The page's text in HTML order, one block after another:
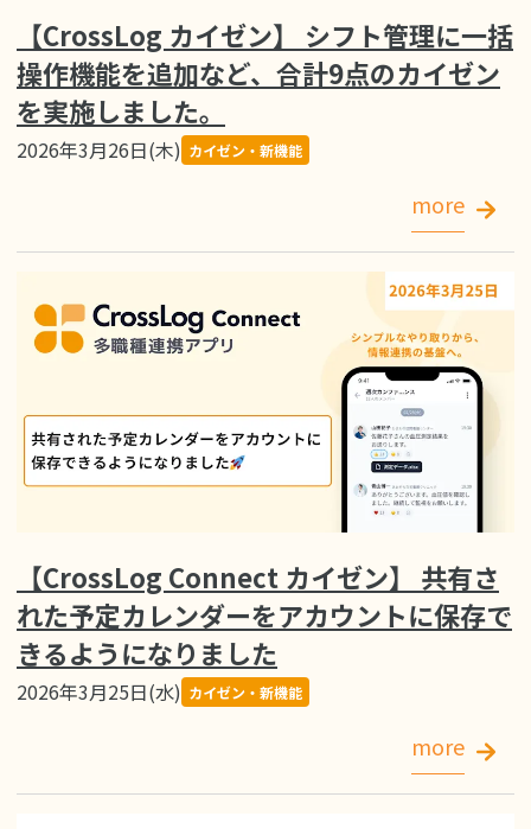
【CrossLog カイゼン】 シフト管理に一括
操作機能を追加など、合計9点のカイゼン
を実施しました。
2026年3月26日(木) カイゼン・新機能
more
【CrossLog Connect カイゼン】 共有さ
れた予定カレンダーをアカウントに保存で
きるようになりました
2026年3月25日(水) カイゼン・新機能
more